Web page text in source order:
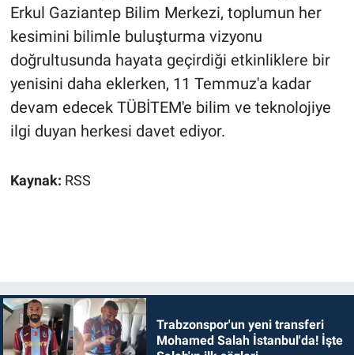
Erkul Gaziantep Bilim Merkezi, toplumun her
kesimini bilimle buluşturma vizyonu
doğrultusunda hayata geçirdiği etkinliklere bir
yenisini daha eklerken, 11 Temmuz'a kadar
devam edecek TÜBİTEM'e bilim ve teknolojiye
ilgi duyan herkesi davet ediyor.
Kaynak: RSS
Trabzonspor'un yeni transferi
Mohamed Salah İstanbul'da! İşte